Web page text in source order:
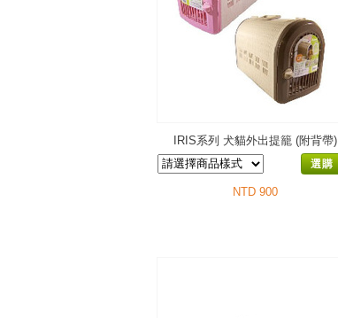
IRIS系列 犬貓外出提籠 (附背帶)
選購
NTD 900